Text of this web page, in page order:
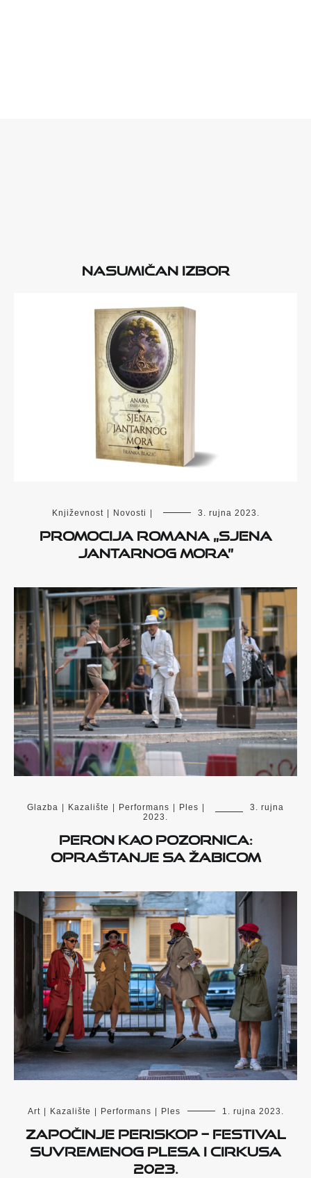
Nasumičan izbor
Književnost | Novosti | 3. rujna 2023.
Promocija romana „Sjena
Jantarnog mora”
Glazba | Kazalište | Performans | Ples |
3. rujna
2023.
Peron kao pozornica:
opraštanje sa Žabicom
Art | Kazalište | Performans | Ples 1. rujna 2023.
Započinje PERISKOP – Festival
suvremenog plesa i cirkusa
2023.